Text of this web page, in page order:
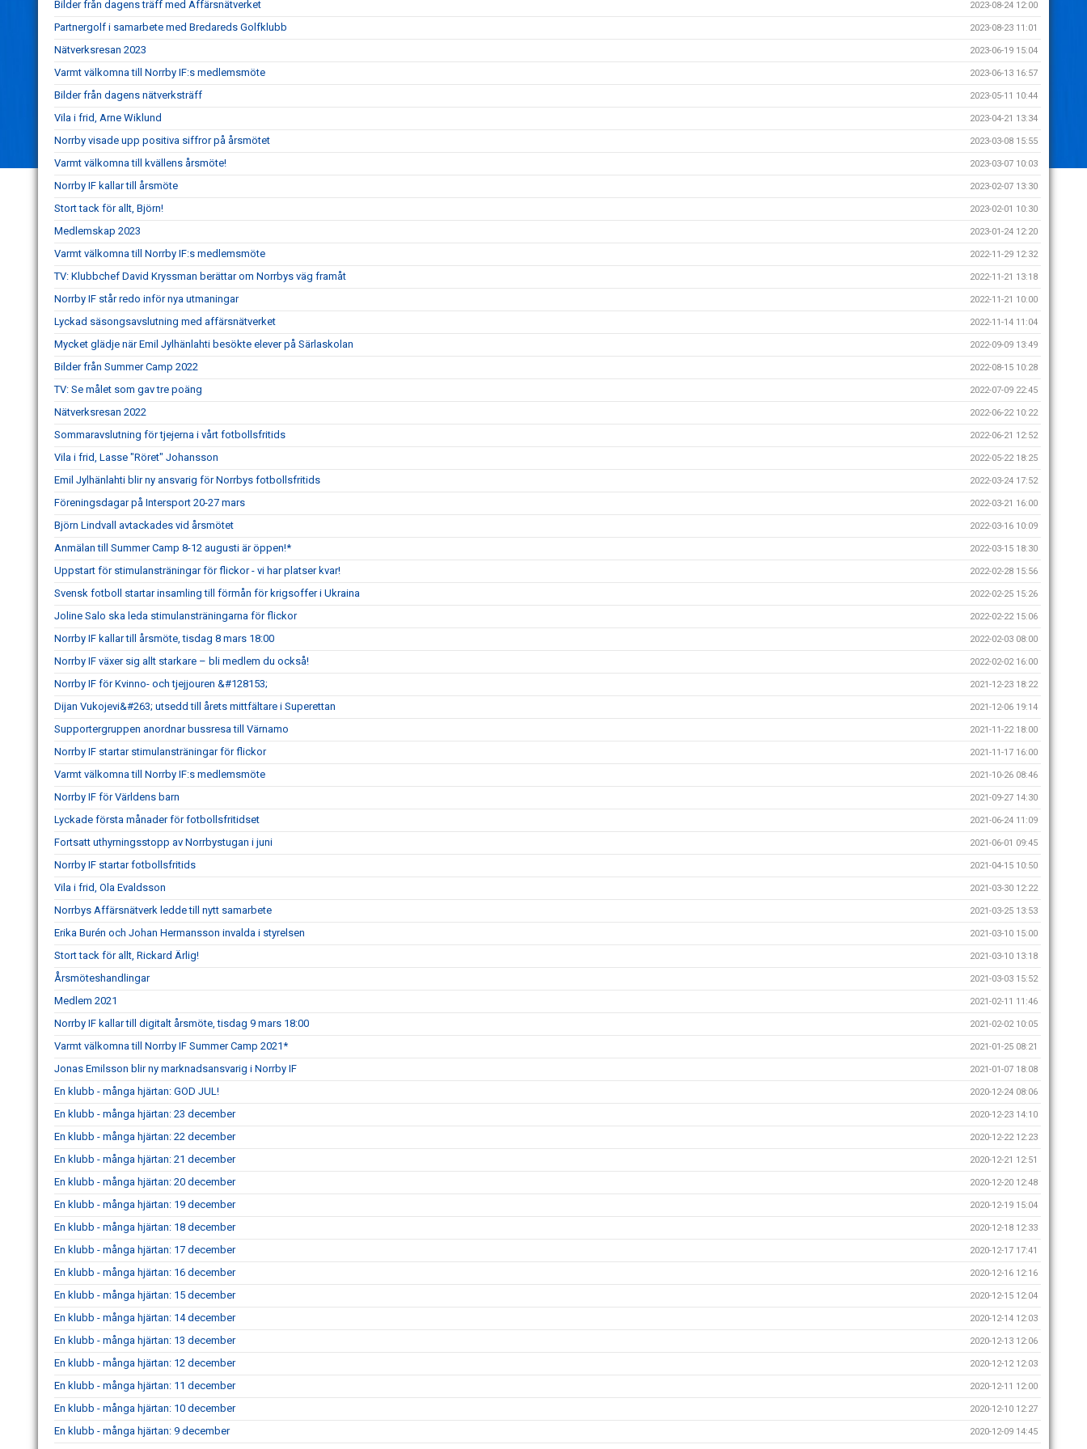
Bilder från dagens träff med Affärsnätverket 2023-08-24 12:00
Partnergolf i samarbete med Bredareds Golfklubb 2023-08-23 11:01
Nätverksresan 2023 2023-06-19 15:04
Varmt välkomna till Norrby IF:s medlemsmöte 2023-06-13 16:57
Bilder från dagens nätverksträff 2023-05-11 10:44
Vila i frid, Arne Wiklund 2023-04-21 13:34
Norrby visade upp positiva siffror på årsmötet 2023-03-08 15:55
Varmt välkomna till kvällens årsmöte! 2023-03-07 10:03
Norrby IF kallar till årsmöte 2023-02-07 13:30
Stort tack för allt, Björn! 2023-02-01 10:30
Medlemskap 2023 2023-01-24 12:20
Varmt välkomna till Norrby IF:s medlemsmöte 2022-11-29 12:32
TV: Klubbchef David Kryssman berättar om Norrbys väg framåt 2022-11-21 13:18
Norrby IF står redo inför nya utmaningar 2022-11-21 10:00
Lyckad säsongsavslutning med affärsnätverket 2022-11-14 11:04
Mycket glädje när Emil Jylhänlahti besökte elever på Särlaskolan 2022-09-09 13:49
Bilder från Summer Camp 2022 2022-08-15 10:28
TV: Se målet som gav tre poäng 2022-07-09 22:45
Nätverksresan 2022 2022-06-22 10:22
Sommaravslutning för tjejerna i vårt fotbollsfritids 2022-06-21 12:52
Vila i frid, Lasse "Röret" Johansson 2022-05-22 18:25
Emil Jylhänlahti blir ny ansvarig för Norrbys fotbollsfritids 2022-03-24 17:52
Föreningsdagar på Intersport 20-27 mars 2022-03-21 16:00
Björn Lindvall avtackades vid årsmötet 2022-03-16 10:09
Anmälan till Summer Camp 8-12 augusti är öppen!* 2022-03-15 18:30
Uppstart för stimulansträningar för flickor - vi har platser kvar! 2022-02-28 15:56
Svensk fotboll startar insamling till förmån för krigsoffer i Ukraina 2022-02-25 15:26
Joline Salo ska leda stimulansträningarna för flickor 2022-02-22 15:06
Norrby IF kallar till årsmöte, tisdag 8 mars 18:00 2022-02-03 08:00
Norrby IF växer sig allt starkare – bli medlem du också! 2022-02-02 16:00
Norrby IF för Kvinno- och tjejjouren &#128153; 2021-12-23 18:22
Dijan Vukojevi&#263; utsedd till årets mittfältare i Superettan 2021-12-06 19:14
Supportergruppen anordnar bussresa till Värnamo 2021-11-22 18:00
Norrby IF startar stimulansträningar för flickor 2021-11-17 16:00
Varmt välkomna till Norrby IF:s medlemsmöte 2021-10-26 08:46
Norrby IF för Världens barn 2021-09-27 14:30
Lyckade första månader för fotbollsfritidset 2021-06-24 11:09
Fortsatt uthyrningsstopp av Norrbystugan i juni 2021-06-01 09:45
Norrby IF startar fotbollsfritids 2021-04-15 10:50
Vila i frid, Ola Evaldsson 2021-03-30 12:22
Norrbys Affärsnätverk ledde till nytt samarbete 2021-03-25 13:53
Erika Burén och Johan Hermansson invalda i styrelsen 2021-03-10 15:00
Stort tack för allt, Rickard Ärlig! 2021-03-10 13:18
Årsmöteshandlingar 2021-03-03 15:52
Medlem 2021 2021-02-11 11:46
Norrby IF kallar till digitalt årsmöte, tisdag 9 mars 18:00 2021-02-02 10:05
Varmt välkomna till Norrby IF Summer Camp 2021* 2021-01-25 08:21
Jonas Emilsson blir ny marknadsansvarig i Norrby IF 2021-01-07 18:08
En klubb - många hjärtan: GOD JUL! 2020-12-24 08:06
En klubb - många hjärtan: 23 december 2020-12-23 14:10
En klubb - många hjärtan: 22 december 2020-12-22 12:23
En klubb - många hjärtan: 21 december 2020-12-21 12:51
En klubb - många hjärtan: 20 december 2020-12-20 12:48
En klubb - många hjärtan: 19 december 2020-12-19 15:04
En klubb - många hjärtan: 18 december 2020-12-18 12:33
En klubb - många hjärtan: 17 december 2020-12-17 17:41
En klubb - många hjärtan: 16 december 2020-12-16 12:16
En klubb - många hjärtan: 15 december 2020-12-15 12:04
En klubb - många hjärtan: 14 december 2020-12-14 12:03
En klubb - många hjärtan: 13 december 2020-12-13 12:06
En klubb - många hjärtan: 12 december 2020-12-12 12:03
En klubb - många hjärtan: 11 december 2020-12-11 12:00
En klubb - många hjärtan: 10 december 2020-12-10 12:27
En klubb - många hjärtan: 9 december 2020-12-09 14:45